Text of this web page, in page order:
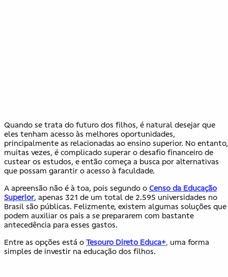
Quando se trata do futuro dos filhos, é natural desejar que
eles tenham acesso às melhores oportunidades,
principalmente as relacionadas ao ensino superior. No entanto,
muitas vezes, é complicado superar o desafio financeiro de
custear os estudos, e então começa a busca por alternativas
que possam garantir o acesso à faculdade.
A apreensão não é à toa, pois segundo o Censo da Educação
Superior, apenas 321 de um total de 2.595 universidades no
Brasil são públicas. Felizmente, existem algumas soluções que
podem auxiliar os pais a se prepararem com bastante
antecedência para esses gastos.
Entre as opções está o Tesouro Direto Educa+, uma forma
simples de investir na educação dos filhos.